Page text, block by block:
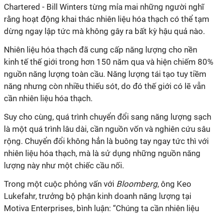
Chartered - Bill Winters từng mỉa mai những người nghĩ
rằng hoạt động khai thác nhiên liệu hóa thạch có thể tạm
dừng ngay lập tức mà không gây ra bất kỳ hậu quả nào.
Nhiên liệu hóa thạch đã cung cấp năng lượng cho nền
kinh tế thế giới trong hơn 150 năm qua và hiện chiếm 80%
nguồn năng lượng toàn cầu. Năng lượng tái tạo tuy tiềm
năng nhưng còn nhiều thiếu sót, do đó thế giới có lẽ vẫn
cần nhiên liệu hóa thạch.
Suy cho cùng, quá trình chuyển đổi sang năng lượng sạch
là một quá trình lâu dài, cần nguồn vốn và nghiên cứu sâu
rộng. Chuyển đổi không hẳn là buông tay ngay tức thì với
nhiên liệu hóa thạch, mà là sử dụng những nguồn năng
lượng này như một chiếc cầu nối.
Trong một cuộc phỏng vấn với Bloomberg, ông Keo
Lukefahr, trưởng bộ phận kinh doanh năng lượng tại
Motiva Enterprises, bình luận: “Chúng ta cần nhiên liệu